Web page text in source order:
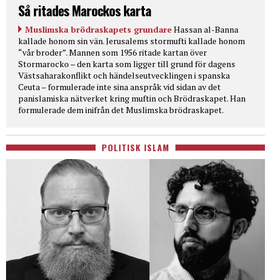
Så ritades Marockos karta
Muslimska brödraskapets grundareHassan al-Banna
kallade honom sin vän. Jerusalems stormufti kallade honom
“vår broder”. Mannen som 1956 ritade kartan över
Stormarocko – den karta som ligger till grund för dagens
Västsaharakonflikt och händelseutvecklingen i spanska
Ceuta – formulerade inte sina anspråk vid sidan av det
panislamiska nätverket kring muftin och Brödraskapet. Han
formulerade dem inifrån det Muslimska brödraskapet.
POLITISK ISLAM